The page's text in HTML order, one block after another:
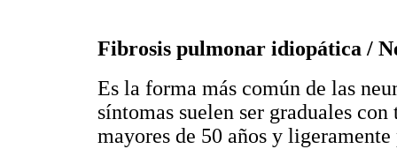
Fibrosis pulmonar idiopática /
Es la forma más común de las
síntomas suelen ser graduales
mayores de 50 años y